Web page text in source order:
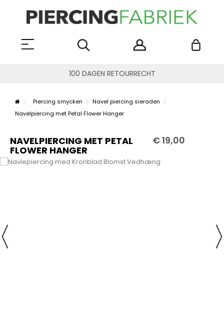
100 DAGEN RETOURRECHT
Piercing smycken
Navel piercing sieraden
Navelpiercing met Petal Flower Hanger
NAVELPIERCING MET PETAL
FLOWER HANGER
€ 19,00